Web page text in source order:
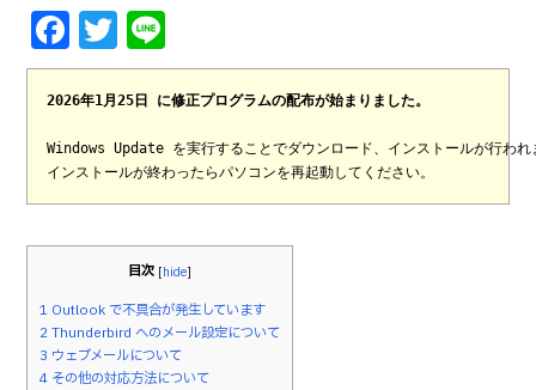
F
a
c
e
b
o
o
k
T
w
it
te
r
n
e
2026年1月25日 に修正プログラムの配布が始まりました。
Windows Update を実行することでダウンロード、インストールが行われ
インストールが終わったらパソコンを再起動してください。
目次 [hide]
1 Outlook で不具合が発生しています
2Thunderbird へのメール設定について
3 ウェブメールについて
4 その他の対応方法について